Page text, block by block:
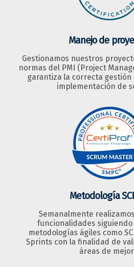
Manejo de
Gestionamos nuestros
normas del PMI (Project
garantiza la correcta gestión
implementación de
Metodología
Semanalmente
funcionalidades
metodologías ágiles como
Sprints con la finalidad de
áreas de